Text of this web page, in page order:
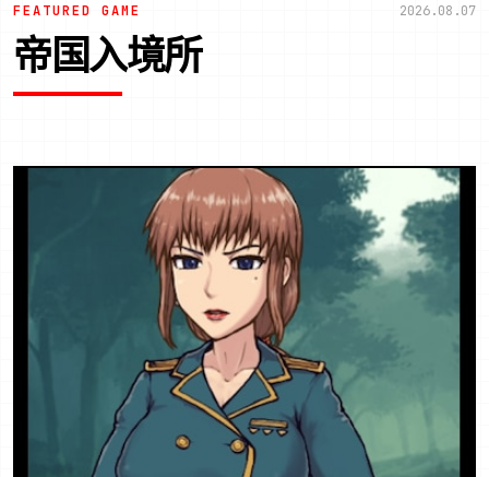
FEATURED GAME 2026.08.07
帝国入境所